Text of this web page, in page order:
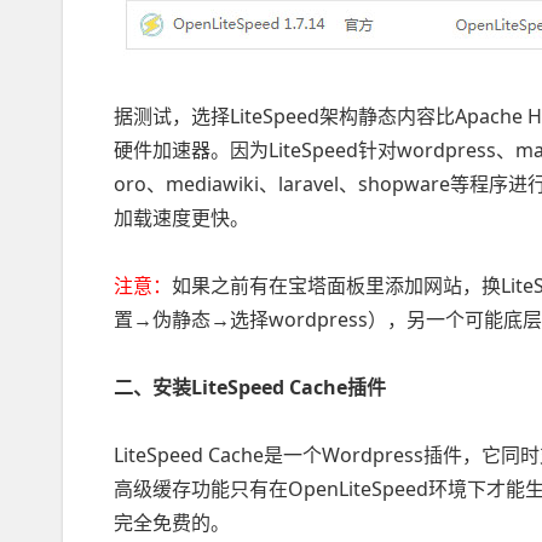
据测试，选择LiteSpeed架构静态内容比Apache
硬件加速器。因为LiteSpeed针对wordpress、
oro、mediawiki、laravel、shopware等程序进
加载速度更快。
注意： 如果之前有在宝塔面板里添加网站，换
置→伪静态→选择wordpress），另一个可能底层
二、安装LiteSpeed Cache插件
LiteSpeed Cache是一个Wordpress插件，它同
高级缓存功能只有在OpenLiteSpeed环境下才能
完全免费的。